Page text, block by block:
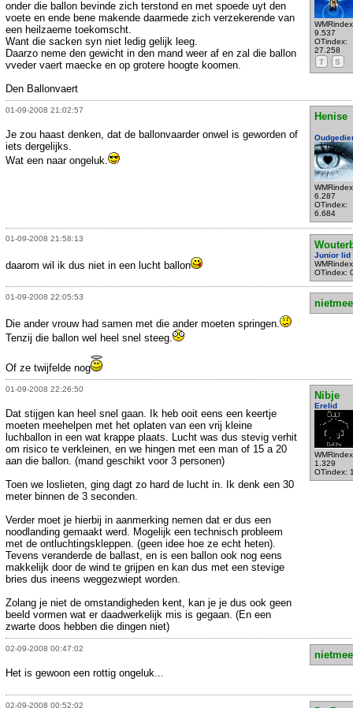
9.537
OTindex:
27.258
T
S
onder die ballon bevinde zich terstond en met spoede uyt den
voete en ende bene makende daarmede zich verzekerende van
een heilzaeme toekomscht.
Want die sacken syn niet ledig gelijk leeg.
Daarzo neme den gewicht in den mand weer af en zal die ballon
vveder vaert maecke en op grotere hoogte koomen.
Den Ballonvaert
01-09-2008 21:02:57
Henise
6.287
OTindex:
6.684
Je zou haast denken, dat de ballonvaarder onwel is geworden of
iets dergelijks.
Wat een naar ongeluk.
01-09-2008 21:58:13
Junior lid
OTindex:
daarom wil ik dus niet in een lucht ballon
01-09-2008 22:05:53
Die ander vrouw had samen met die ander moeten springen.
Tenzij die ballon wel heel snel steeg.
Of ze twijfelde nog
01-09-2008 22:26:50
Nibje
Erelid
1.329
OTindex:
Dat stijgen kan heel snel gaan. Ik heb ooit eens een keertje
moeten meehelpen met het oplaten van een vrij kleine
luchballon in een wat krappe plaats. Lucht was dus stevig verhit
om risico te verkleinen, en we hingen met een man of 15 a 20
aan die ballon. (mand geschikt voor 3 personen)
Toen we loslieten, ging dagt zo hard de lucht in. Ik denk een 30
meter binnen de 3 seconden.
Verder moet je hierbij in aanmerking nemen dat er dus een
noodlanding gemaakt werd. Mogelijk een technisch probleem
met de ontluchtingskleppen. (geen idee hoe ze echt heten).
Tevens veranderde de ballast, en is een ballon ook nog eens
makkelijk door de wind te grijpen en kan dus met een stevige
bries dus ineens weggezwiept worden.
Zolang je niet de omstandigheden kent, kan je je dus ook geen
beeld vormen wat er daadwerkelijk mis is gegaan. (En een
zwarte doos hebben die dingen niet)
02-09-2008 00:47:02
Het is gewoon een rottig ongeluk...
02-09-2008 00:52:02